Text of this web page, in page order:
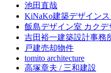
池田直哉
KiNaKo建築デザインス
飯島デザイン室 カクデ
吉田裕一建築設計事務
戸建売却物件
tomito architecture
高塚章夫 / 三和建設